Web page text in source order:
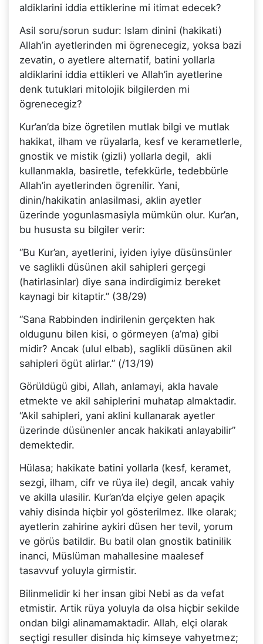
aldiklarini iddia ettiklerine mi itimat edecek?
Asil soru/sorun sudur: Islam dinini (hakikati)
Allah’in ayetlerinden mi ögrenecegiz, yoksa bazi
zevatin, o ayetlere alternatif, batini yollarla
aldiklarini iddia ettikleri ve Allah’in ayetlerine
denk tutuklari mitolojik bilgilerden mi
ögrenecegiz?
Kur’an’da bize ögretilen mutlak bilgi ve mutlak
hakikat, ilham ve rüyalarla, kesf ve kerametlerle,
gnostik ve mistik (gizli) yollarla degil, akli
kullanmakla, basiretle, tefekkürle, tedebbürle
Allah’in ayetlerinden ögrenilir. Yani,
dinin/hakikatin anlasilmasi, aklin ayetler
üzerinde yogunlasmasiyla mümkün olur. Kur’an,
bu hususta su bilgiler verir:
“Bu Kur’an, ayetlerini, iyiden iyiye düsünsünler
ve saglikli düsünen akil sahipleri gerçegi
(hatirlasinlar) diye sana indirdigimiz bereket
kaynagi bir kitaptir.” (38/29)
“Sana Rabbinden indirilenin gerçekten hak
oldugunu bilen kisi, o görmeyen (a’ma) gibi
midir? Ancak (ulul elbab), saglikli düsünen akil
sahipleri ögüt alirlar.” (/13/19)
Görüldügü gibi, Allah, anlamayi, akla havale
etmekte ve akil sahiplerini muhatap almaktadir.
“Akil sahipleri, yani aklini kullanarak ayetler
üzerinde düsünenler ancak hakikati anlayabilir”
demektedir.
Hülasa; hakikate batini yollarla (kesf, keramet,
sezgi, ilham, cifr ve rüya ile) degil, ancak vahiy
ve akilla ulasilir. Kur’an’da elçiye gelen apaçik
vahiy disinda hiçbir yol gösterilmez. Ilke olarak;
ayetlerin zahirine aykiri düsen her tevil, yorum
ve görüs batildir. Bu batil olan gnostik batinilik
inanci, Müslüman mahallesine maalesef
tasavvuf yoluyla girmistir.
Bilinmelidir ki her insan gibi Nebi as da vefat
etmistir. Artik rüya yoluyla da olsa hiçbir sekilde
ondan bilgi alinamamaktadir. Allah, elçi olarak
seçtigi resuller disinda hiç kimseye vahyetmez;